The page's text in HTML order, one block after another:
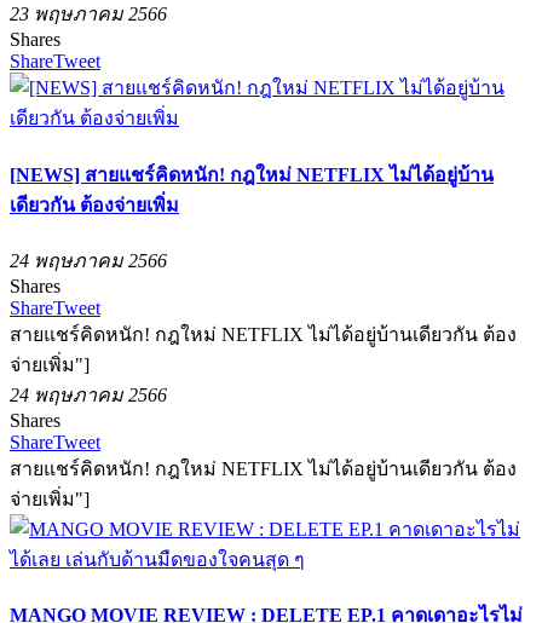
23 พฤษภาคม 2566
Shares
ShareTweet
[NEWS] สายแชร์คิดหนัก! กฎใหม่ NETFLIX ไม่ได้อยู่บ้าน
เดียวกัน ต้องจ่ายเพิ่ม
24 พฤษภาคม 2566
Shares
ShareTweet
สายแชร์คิดหนัก! กฎใหม่ NETFLIX ไม่ได้อยู่บ้านเดียวกัน ต้อง
จ่ายเพิ่ม"]
24 พฤษภาคม 2566
Shares
ShareTweet
สายแชร์คิดหนัก! กฎใหม่ NETFLIX ไม่ได้อยู่บ้านเดียวกัน ต้อง
จ่ายเพิ่ม"]
MANGO MOVIE REVIEW : DELETE EP.1 คาดเดาอะไรไม่